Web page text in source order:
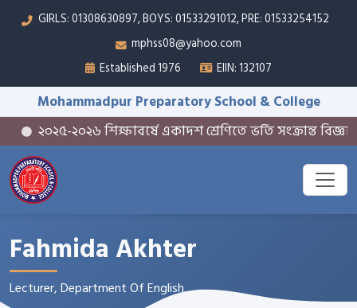
GIRLS: 01308630897, BOYS: 01533291012, PRE: 01533254152
mphss08@yahoo.com
Established 1976
EIIN: 132107
Mohammadpur Preparatory School & College
২০২৫-২০২৬ শিক্ষাবর্ষে একাদশ শ্রেণিতে ভর্তি সংক্রান্ত বিজ্ঞপ্তি
Fahmida Akhter
Lecturer, Department Of English